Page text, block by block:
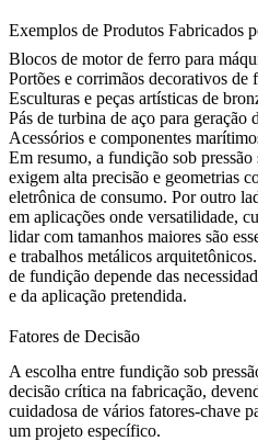
Exemplos de Produtos Fabricados
Blocos de motor de ferro para
Portões e corrimãos decorativos de
Esculturas e peças artísticas de
Pás de turbina de aço para geração
Acessórios e componentes
Em resumo, a fundição sob pressão
exigem alta precisão e geometrias
eletrônica de consumo. Por outro
em aplicações onde versatilidade,
lidar com tamanhos maiores são
e trabalhos metálicos
de fundição depende das
e da aplicação pretendida.
Fatores de Decisão
A escolha entre fundição sob
decisão crítica na fabricação,
cuidadosa de vários fatores-chave
um projeto específico.